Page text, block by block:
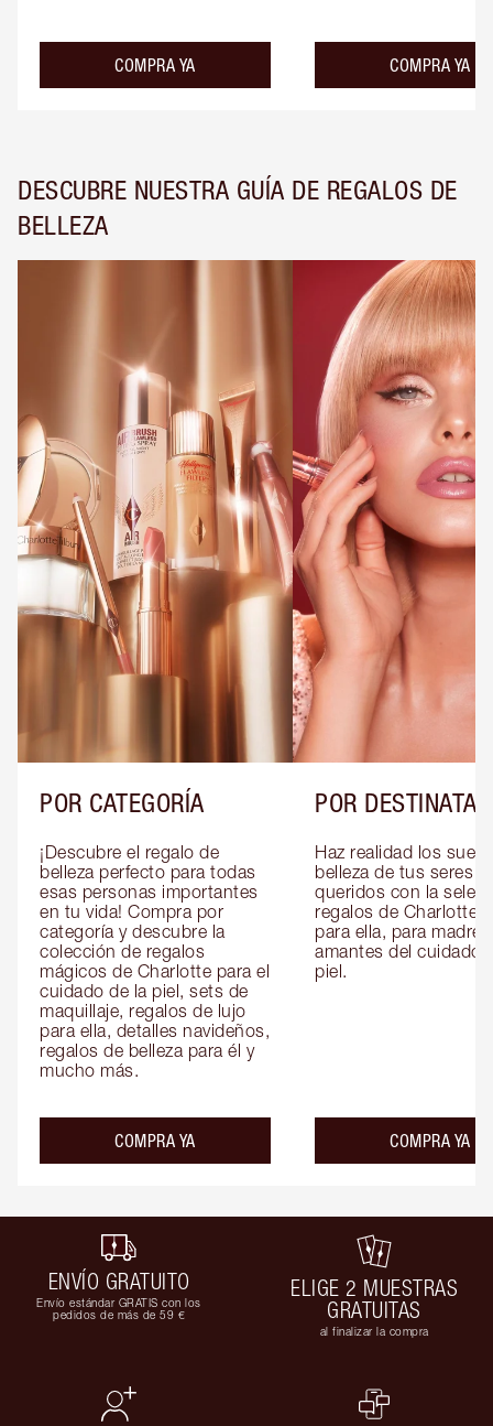
COMPRA YA COMPRA YA
DESCUBRE NUESTRA GUÍA DE REGALOS DE
BELLEZA
POR CATEGORÍA
¡Descubre el regalo de
belleza perfecto para todas
esas personas importantes
en tu vida! Compra por
categoría y descubre la
colección de regalos
mágicos de Charlotte para el
cuidado de la piel, sets de
maquillaje, regalos de lujo
para ella, detalles navideños,
regalos de belleza para él y
mucho más.
COMPRA YA
POR
Haz realidad los
belleza de tus seres
queridos con la
regalos de Charlotte
para ella, para
amantes del cuidado
piel.
COMPRA YA
ENVÍO GRATUITO
Envío estándar GRATIS con los
pedidos de más de 59 €
ELIGE 2 MUESTRAS
GRATUITAS
al finalizar la compra